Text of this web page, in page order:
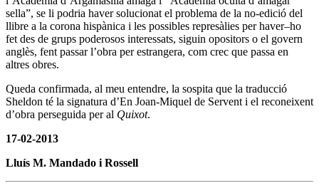
sella”, se li podria haver solucionat el problema de la no-edició del
llibre a la corona hispànica i les possibles represàlies per haver–ho
fet des de grups poderosos interessats, siguin opositors o el govern
anglès, fent passar l’obra per estrangera, com crec que passa en
altres obres.
Queda confirmada, al meu entendre, la sospita que la traducció
Sheldon té la signatura d’En Joan-Miquel de Servent i el reconeixent
d’obra perseguida per al Quixot.
17-02-2013
Lluís M. Mandado i Rossell